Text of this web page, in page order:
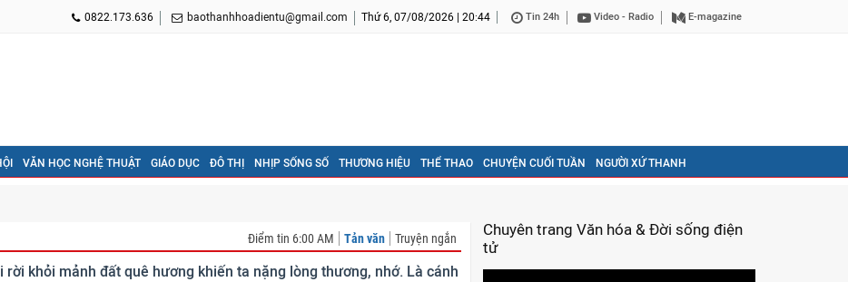
0822.173.636 baothanhhoadientu@gmail.com Thứ 6, 07/08/2026 | 20:44 Tin 24h Video - Radio E-magazine
VĂN HỌC NGHỆ THUẬT GIÁO DỤC ĐÔ THỊ NHỊP SỐNG SỐ THƯƠNG HIỆU THỂ THAO CHUYỆN CUỐI TUẦN NGƯỜI XỨ THANH
Điểm tin 6:00 AM Tản văn Truyện ngắn
rời khỏi mảnh đất quê hương khiến ta nặng lòng thương, nhớ. Là cánh
Chuyên trang Văn hóa & Đời sống điện
tử